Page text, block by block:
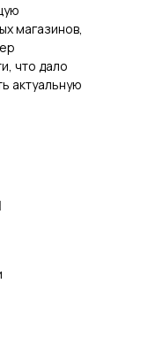
магазинов,
что дало
актуальную